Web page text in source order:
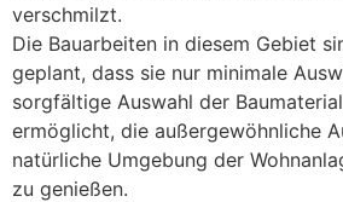
verschmilzt.
Die Bauarbeiten in diesem Gebiet
geplant, dass sie nur minimale
sorgfältige Auswahl der
ermöglicht, die außergewöhnliche
natürliche Umgebung der
zu genießen.